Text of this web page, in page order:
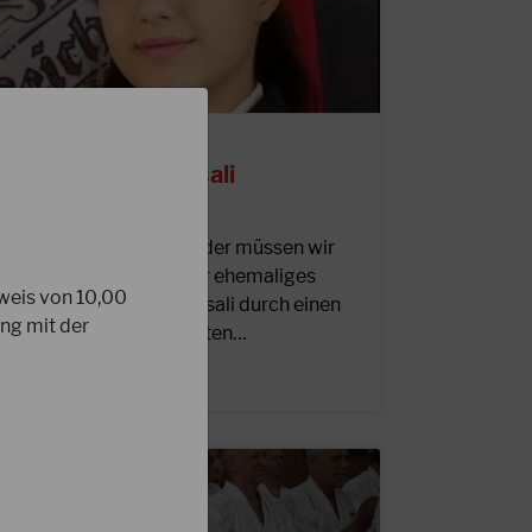
Maya Massali
DJKB-Karateka, leider müssen wir
mitteilen, dass unser ehemaliges
Maya Massali durch einen
unverschuldeten…
von 10,00
mit der